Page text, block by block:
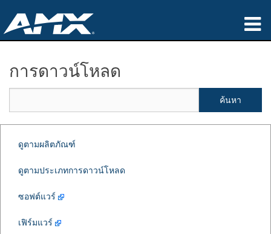
Partners
การฝึกอบรม
การสนับสนุน
เกี่ยวกับ
การดาวน์โหลด
ดูตามผลิตภัณฑ์
ดูตามประเภทการดาวน์โหลด
ซอฟต์แวร์
เฟิร์มแวร์